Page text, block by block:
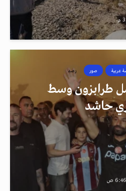
عربية صور رصد
طرابزون وسط
حاشد